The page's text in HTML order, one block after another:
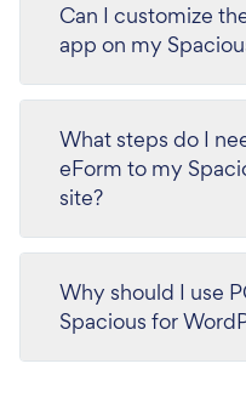
Can I customize
app on my
What steps do I
eForm to my
site?
Why should I use
Spacious for